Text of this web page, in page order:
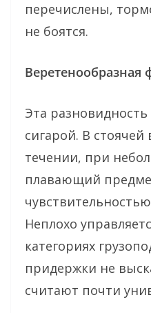
перечислены,
не боятся.
Веретенообразная
Эта
сигарой. В
течении, при
плавающий
Неплохо
категориях
придержки не
считают почти